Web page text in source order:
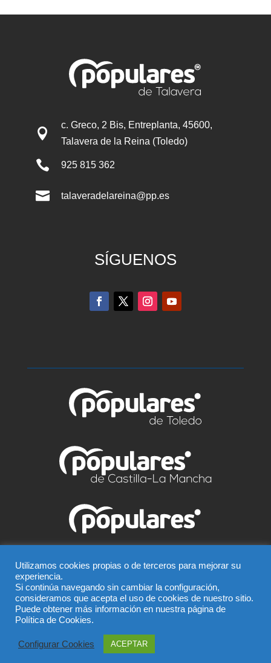

c. Greco, 2 Bis, Entreplanta, 45600,
Talavera de la Reina (Toledo)
 925 815 362
 talaveradelareina@pp.es
SÍGUENOS
© Partido Popular de Talavera – C/ Greco, 2 BIS –
Entreplanta, 45600, Talavera de la Reina (Toledo),
Teléfono 925 815 362
El uso de este sitio implica la aceptación delaviso legal
Partido Popular
Utilizamos cookies propias o de terceros para mejorar su
experiencia.
Si continúa navegando sin cambiar la configuración,
consideramos que acepta el uso de cookies de nuestro sitio.
Puede obtener más información en nuestra página de
Política de Cookies.
Configurar Cookies ACEPTAR